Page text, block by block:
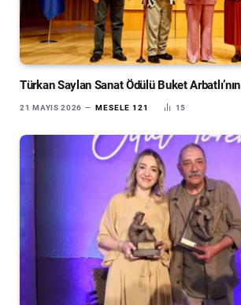
Türkan Saylan Sanat Ödülü Buket Arbatlı’nın
21 MAYIS 2026 MESELE 121 15